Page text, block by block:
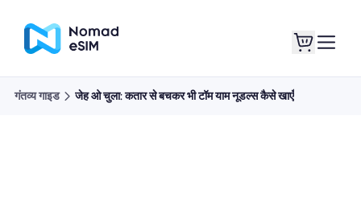
गंतव्य गाइड जेह ओ चुला: कतार से बचकर भी टॉम याम नूडल्स कैसे खाएँ